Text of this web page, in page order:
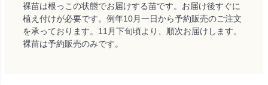
裸苗は根っこの状態でお届けする苗です。お届け後すぐに
植え付けが必要です。例年10月一日から予約販売のご注文
を承っております。11月下旬頃より、順次お届けします。
裸苗は予約販売のみです。